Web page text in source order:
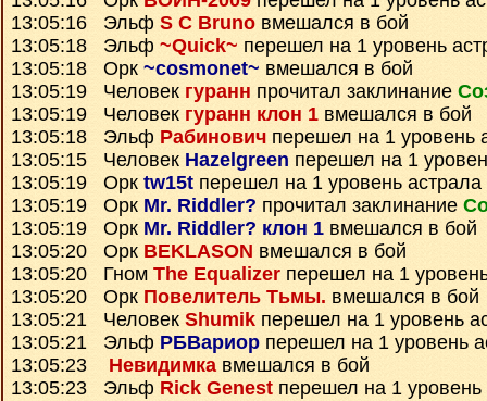
13:05:16 Эльф S C Bruno вмешался в бой
13:05:18 Эльф ~Quick~ перешел на 1 уровень
13:05:18 Орк ~cosmonet~ вмешался в бой
13:05:19 Человек гуранн прочитал заклинание
13:05:19 Человек гуранн клон 1 вмешался в бой
13:05:18 Эльф Рабинович перешел на 1 уровень
13:05:15 Человек Hazelgreen перешел на 1
13:05:19 Орк tw15t перешел на 1 уровень астрала
13:05:19 Орк Mr. Riddler? прочитал заклинание
13:05:19 Орк Mr. Riddler? клон 1 вмешался в бой
13:05:20 Орк BEKLASON вмешался в бой
13:05:20 Гном The Equalizer перешел на 1
13:05:20 Орк Повелитель Тьмы. вмешался в бой
13:05:21 Человек Shumik перешел на 1 уровень
13:05:21 Эльф РБВариор перешел на 1 уровень
13:05:23 Невидимкавмешался в бой
13:05:23 Эльф Rick Genest перешел на 1 уровень